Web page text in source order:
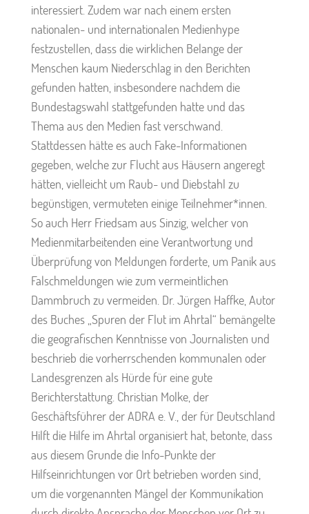
interessiert. Zudem war nach einem ersten
nationalen- und internationalen Medienhype
festzustellen, dass die wirklichen Belange der
Menschen kaum Niederschlag in den Berichten
gefunden hatten, insbesondere nachdem die
Bundestagswahl stattgefunden hatte und das
Thema aus den Medien fast verschwand.
Stattdessen hätte es auch Fake-Informationen
gegeben, welche zur Flucht aus Häusern angeregt
hätten, vielleicht um Raub- und Diebstahl zu
begünstigen, vermuteten einige Teilnehmer*innen.
So auch Herr Friedsam aus Sinzig, welcher von
Medienmitarbeitenden eine Verantwortung und
Überprüfung von Meldungen forderte, um Panik aus
Falschmeldungen wie zum vermeintlichen
Dammbruch zu vermeiden. Dr. Jürgen Haffke, Autor
des Buches „Spuren der Flut im Ahrtal“ bemängelte
die geografischen Kenntnisse von Journalisten und
beschrieb die vorherrschenden kommunalen oder
Landesgrenzen als Hürde für eine gute
Berichterstattung. Christian Molke, der
Geschäftsführer der ADRA e. V., der für Deutschland
Hilft die Hilfe im Ahrtal organisiert hat, betonte, dass
aus diesem Grunde die Info-Punkte der
Hilfseinrichtungen vor Ort betrieben worden sind,
um die vorgenannten Mängel der Kommunikation